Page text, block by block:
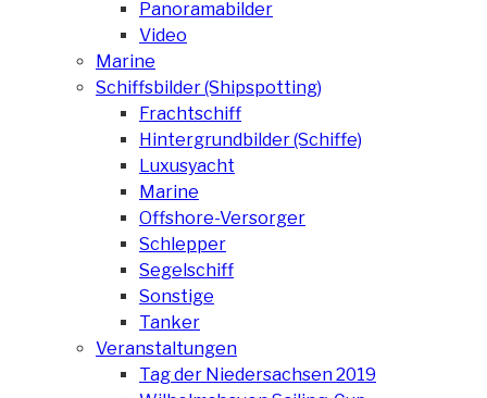
Panoramabilder
Video
Marine
Schiffsbilder (Shipspotting)
Frachtschiff
Hintergrundbilder (Schiffe)
Luxusyacht
Marine
Offshore-Versorger
Schlepper
Segelschiff
Sonstige
Tanker
Veranstaltungen
Tag der Niedersachsen 2019